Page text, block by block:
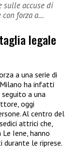
sulle accuse di
con forza a…
legale
a una serie di
ha infatti
a una
oggi
Al centro del
attrici che,
Iene, hanno
durante le riprese.